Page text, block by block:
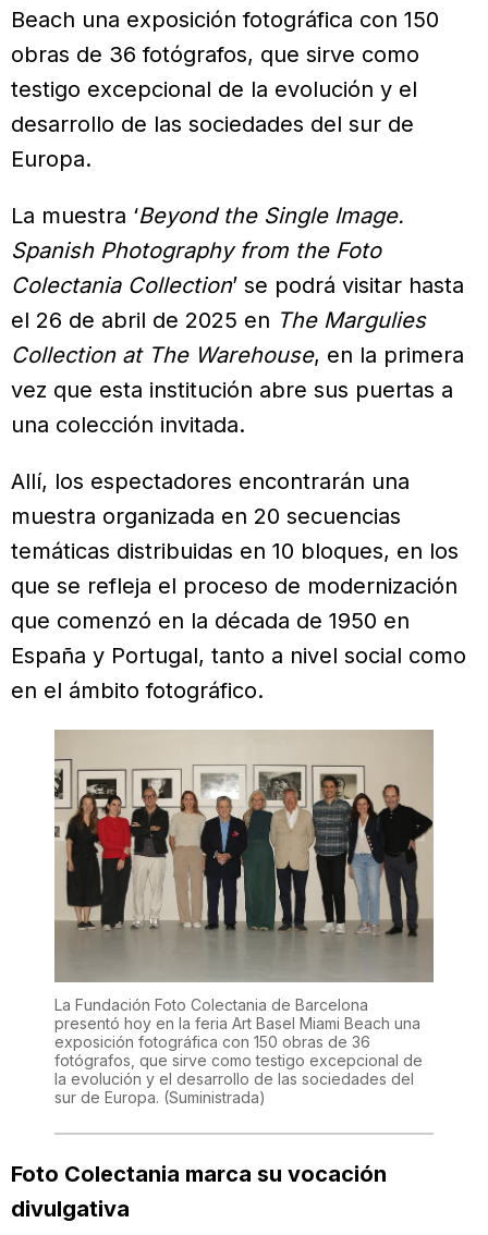
Beach una exposición fotográfica con 150
obras de 36 fotógrafos, que sirve como
testigo excepcional de la evolución y el
desarrollo de las sociedades del sur de
Europa.
La muestra ‘Beyond the Single Image.
Spanish Photography from the Foto
Colectania Collection’ se podrá visitar hasta
el 26 de abril de 2025 en The Margulies
Collection at The Warehouse, en la primera
vez que esta institución abre sus puertas a
una colección invitada.
Allí, los espectadores encontrarán una
muestra organizada en 20 secuencias
temáticas distribuidas en 10 bloques, en los
que se refleja el proceso de modernización
que comenzó en la década de 1950 en
España y Portugal, tanto a nivel social como
en el ámbito fotográfico.
La Fundación Foto Colectania de Barcelona
presentó hoy en la feria Art Basel Miami Beach una
exposición fotográfica con 150 obras de 36
fotógrafos, que sirve como testigo excepcional de
la evolución y el desarrollo de las sociedades del
sur de Europa. (Suministrada)
Foto Colectania marca su vocación
divulgativa